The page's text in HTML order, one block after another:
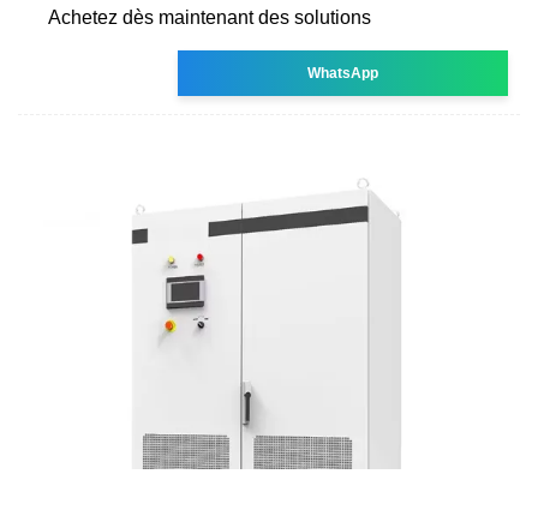
Achetez dès maintenant des solutions
WhatsApp